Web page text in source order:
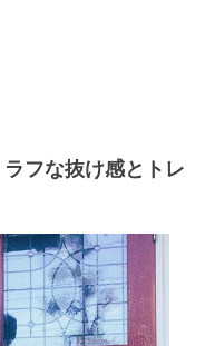
フな抜け感とトレ